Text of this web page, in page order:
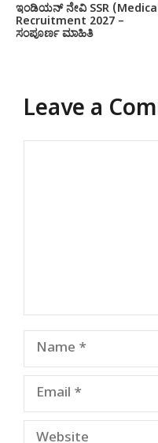
ಇಂಡಿಯನ್ ನೇವಿ SSR
Recruitment 2027 –
ಸಂಪೂರ್ಣ ಮಾಹಿತಿ
Leave a
Name
Email
Website